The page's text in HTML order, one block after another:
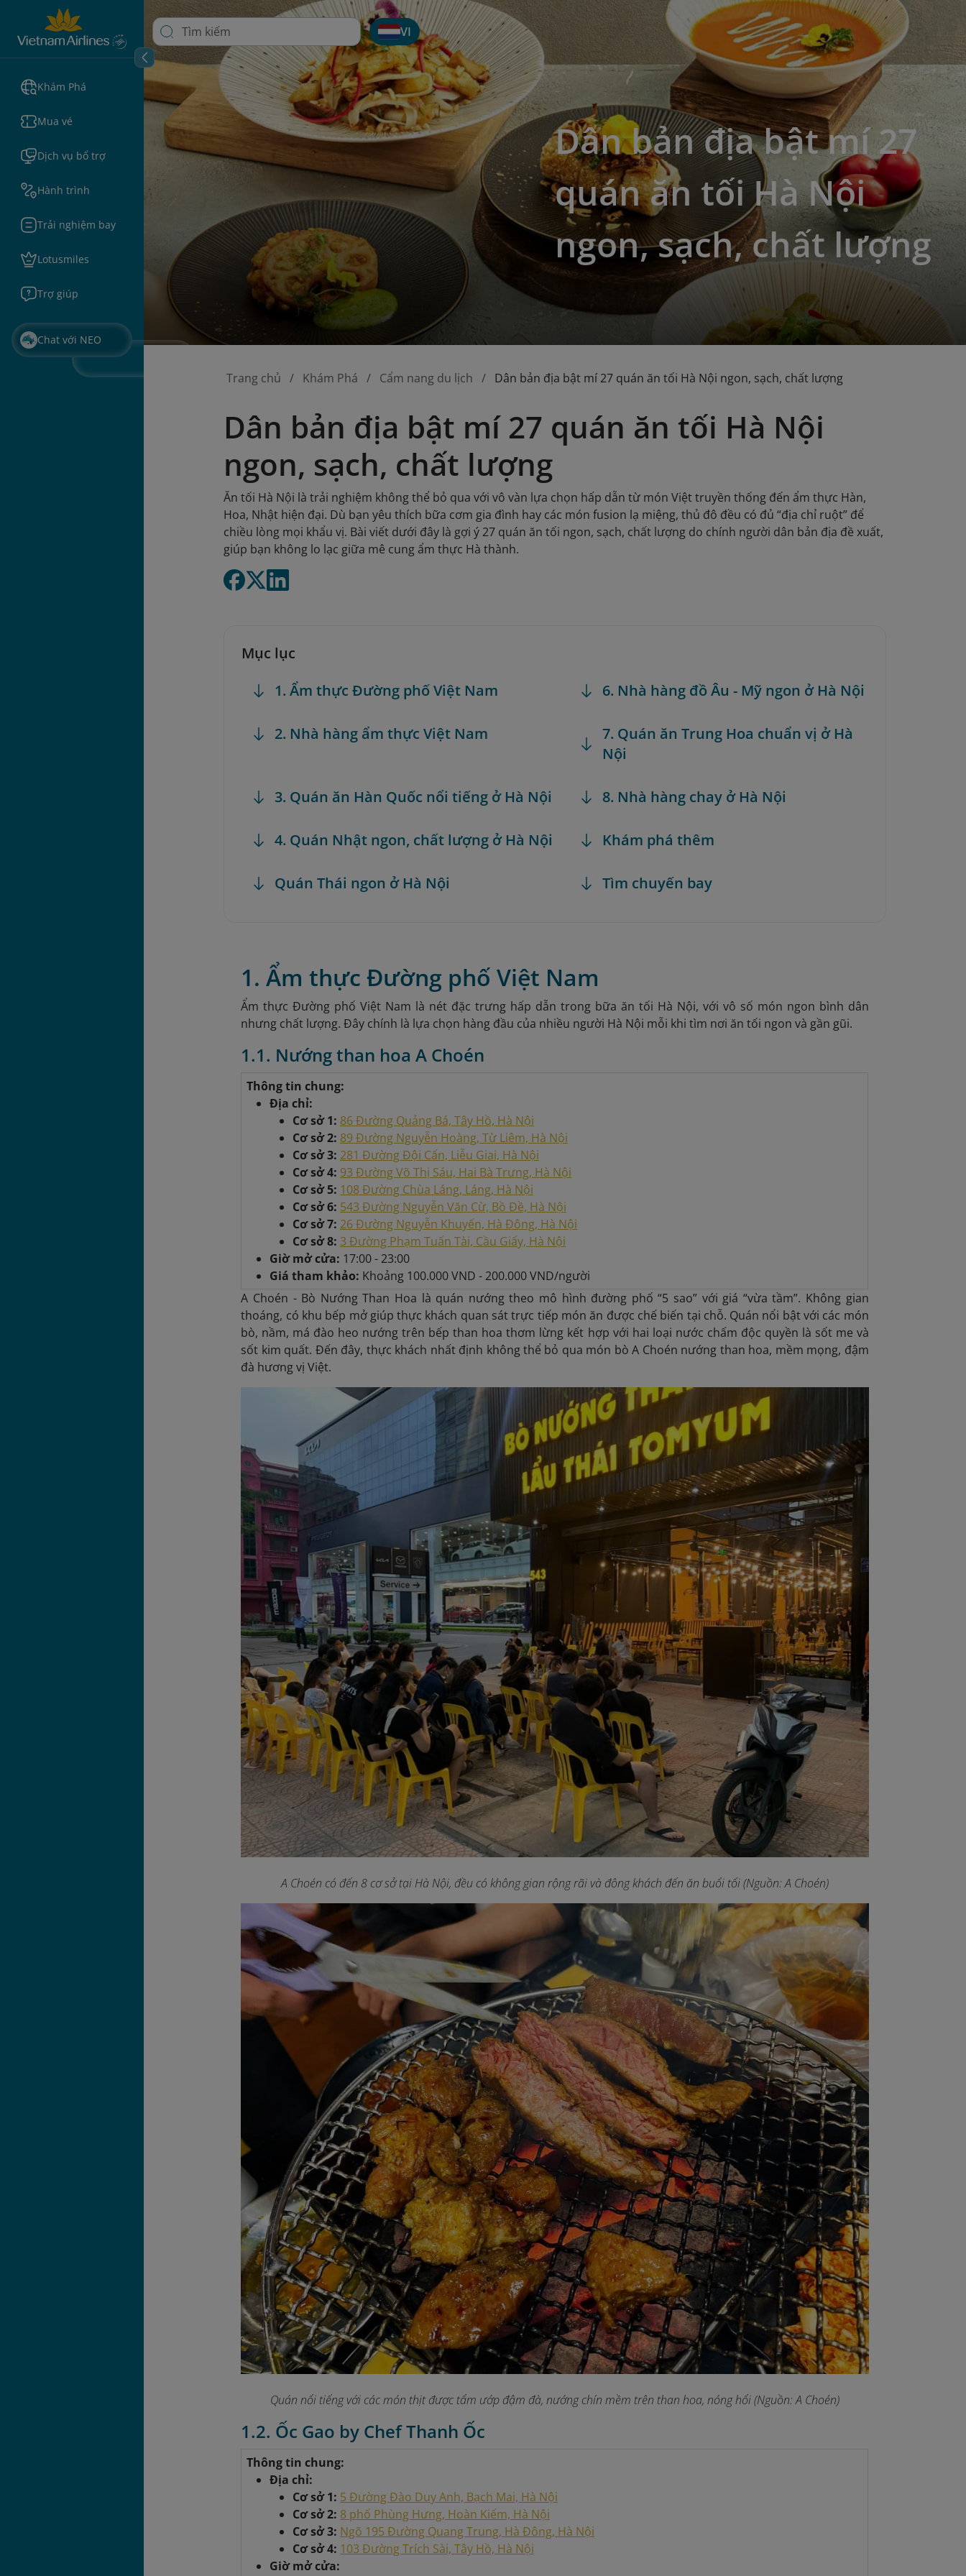
Khám Phá
Mua vé
Dịch vụ bổ trợ
Hành trình
Trải nghiệm bay
Lotusmiles
Trợ giúp
Chat với NEO
VI
Dân bản địa bật mí 27
quán ăn tối Hà Nội
ngon, sạch, chất lượng
Trang chủ Khám Phá Cẩm nang du lịch Dân bản địa bật mí 27 quán ăn tối Hà Nội ngon, sạch, chất lượng
Dân bản địa bật mí 27 quán ăn tối Hà Nội
ngon, sạch, chất lượng
Ăn tối Hà Nội là trải nghiệm không thể bỏ qua với vô vàn lựa chọn hấp dẫn từ món Việt truyền thống đến ẩm thực Hàn,
Hoa, Nhật hiện đại. Dù bạn yêu thích bữa cơm gia đình hay các món fusion lạ miệng, thủ đô đều có đủ “địa chỉ ruột” để
chiều lòng mọi khẩu vị. Bài viết dưới đây là gợi ý 27 quán ăn tối ngon, sạch, chất lượng do chính người dân bản địa đề xuất,
giúp bạn không lo lạc giữa mê cung ẩm thực Hà thành.
Mục lục
1. Ẩm thực Đường phố Việt Nam
2. Nhà hàng ẩm thực Việt Nam
3. Quán ăn Hàn Quốc nổi tiếng ở Hà Nội
4. Quán Nhật ngon, chất lượng ở Hà Nội
Quán Thái ngon ở Hà Nội
6. Nhà hàng đồ Âu - Mỹ ngon ở Hà Nội
7. Quán ăn Trung Hoa chuẩn vị ở Hà
Nội
8. Nhà hàng chay ở Hà Nội
Khám phá thêm
Tìm chuyến bay
1. Ẩm thực Đường phố Việt Nam
Ẩm thực Đường phố Việt Nam là nét đặc trưng hấp dẫn trong bữa ăn tối Hà Nội, với vô số món ngon bình dân
nhưng chất lượng. Đây chính là lựa chọn hàng đầu của nhiều người Hà Nội mỗi khi tìm nơi ăn tối ngon và gần gũi.
1.1. Nướng than hoa A Choén
Thông tin chung:
Địa chỉ:
Cơ sở 1: 86 Đường Quảng Bá, Tây Hồ, Hà Nội
Cơ sở 2: 89 Đường Nguyễn Hoàng, Từ Liêm, Hà Nội
Cơ sở 3: 281 Đường Đội Cấn, Liễu Giai, Hà Nội
Cơ sở 4: 93 Đường Võ Thị Sáu, Hai Bà Trưng, Hà Nội
Cơ sở 5: 108 Đường Chùa Láng, Láng, Hà Nội
Cơ sở 6: 543 Đường Nguyễn Văn Cừ, Bồ Đề, Hà Nội
Cơ sở 7: 26 Đường Nguyễn Khuyến, Hà Đông, Hà Nội
Cơ sở 8: 3 Đường Phạm Tuấn Tài, Cầu Giấy, Hà Nội
Giờ mở cửa: 17:00 - 23:00
Giá tham khảo: Khoảng 100.000 VND - 200.000 VND/người
A Choén - Bò Nướng Than Hoa là quán nướng theo mô hình đường phố “5 sao” với giá “vừa tầm”. Không gian
thoáng, có khu bếp mở giúp thực khách quan sát trực tiếp món ăn được chế biến tại chỗ. Quán nổi bật với các món
bò, nầm, má đào heo nướng trên bếp than hoa thơm lừng kết hợp với hai loại nước chấm độc quyền là sốt me và
sốt kim quất. Đến đây, thực khách nhất định không thể bỏ qua món bò A Choén nướng than hoa, mềm mọng, đậm
đà hương vị Việt.
A Choén có đến 8 cơ sở tại Hà Nội, đều có không gian rộng rãi và đông khách đến ăn buổi tối (Nguồn: A Choén)
Quán nổi tiếng với các món thịt được tẩm ướp đậm đà, nướng chín mềm trên than hoa, nóng hổi (Nguồn: A Choén)
1.2. Ốc Gao by Chef Thanh Ốc
Thông tin chung:
Địa chỉ:
Cơ sở 1: 5 Đường Đào Duy Anh, Bạch Mai, Hà Nội
Cơ sở 2: 8 phố Phùng Hưng, Hoàn Kiếm, Hà Nội
Cơ sở 3: Ngõ 195 Đường Quang Trung, Hà Đông, Hà Nội
Cơ sở 4: 103 Đường Trích Sài, Tây Hồ, Hà Nội
Giờ mở cửa: